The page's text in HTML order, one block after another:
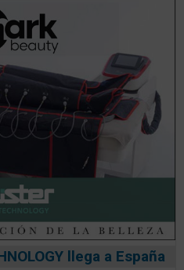
llega a España